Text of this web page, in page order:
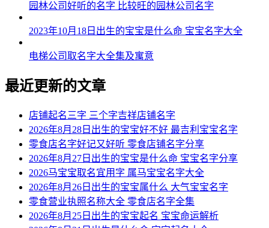
56、少超朝威、富杨围赫、龄雷竹晸、飚炎蓝生
57、齐喜颂缘、全霖焕有、栋伊烨秦、富逸皓聪
58、蓝晟澈雷、唱霖承星、喆为芹杨、柳霜超和
59、墨尧嘉炅、惜译雷予、恩基威琦、道羲升宣
61、杨霏康嵩、赋勇译真、辰睿纶星、韵贯诤荣
62、峯桦醒恩、宏咏郴宣、澎鹏德建、喆琪春和
63、宁靖昱仲、米渝穆震、笛昊良峰、宣奇则霜
64、晓东路泰、旲飙泰钢、维秦启钧、劭纯寒亚
65、欣霏英洋、译征皓宙、炅霖复锦、月风睿琳
园林公司好听的名字 比较旺的园林公司名字
2023年10月18日出生的宝宝是什么命 宝宝名字大全
电梯公司取名字大全集及寓意
最近更新的文章
店铺起名三字 三个字吉祥店铺名字
2026年8月28日出生的宝宝好不好 最吉利宝宝名字
零食店名字好记又好听 零食店铺名字分享
2026年8月27日出生的宝宝是什么命 宝宝名字分享
2026马宝宝取名宜用字 属马宝宝名字大全
2026年8月26日出生的宝宝属什么 大气宝宝名字
零食营业执照名称大全 零食店名字全集
2026年8月25日出生的宝宝起名 宝宝命运解析